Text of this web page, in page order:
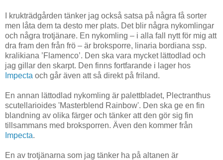
I krukträdgården tänker jag också satsa på några få sorter
men låta dem ta desto mer plats. Det blir några nykomlingar
och några trotjänare. En nykomling – i alla fall nytt för mig att
dra fram den från frö – är broksporre, linaria bordiana ssp.
kralikiana ’Flamenco’. Den ska vara mycket lättodlad och
jag gillar den skarpt. Den finns fortfarande i lager hos
Impecta och går även att så direkt på friland.
En annan lättodlad nykomling är palettbladet, Plectranthus
scutellarioides 'Masterblend Rainbow'. Den ska ge en fin
blandning av olika färger och tänker att den gör sig fin
tillsammans med broksporren. Även den kommer från
Impecta.
En av trotjänarna som jag tänker ha på altanen är